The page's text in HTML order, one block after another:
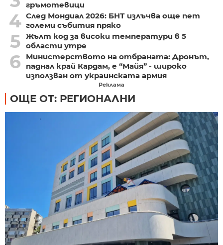
гръмотевици
4 След Мондиал 2026: БНТ излъчва още пет
големи събития пряко
5 Жълт код за високи температури в 5
области утре
6
Министерството на отбраната: Дронът,
паднал край Кардам, е “Майя” - широко
използван от украинската армия
Реклама
ОЩЕ ОТ: РЕГИОНАЛНИ